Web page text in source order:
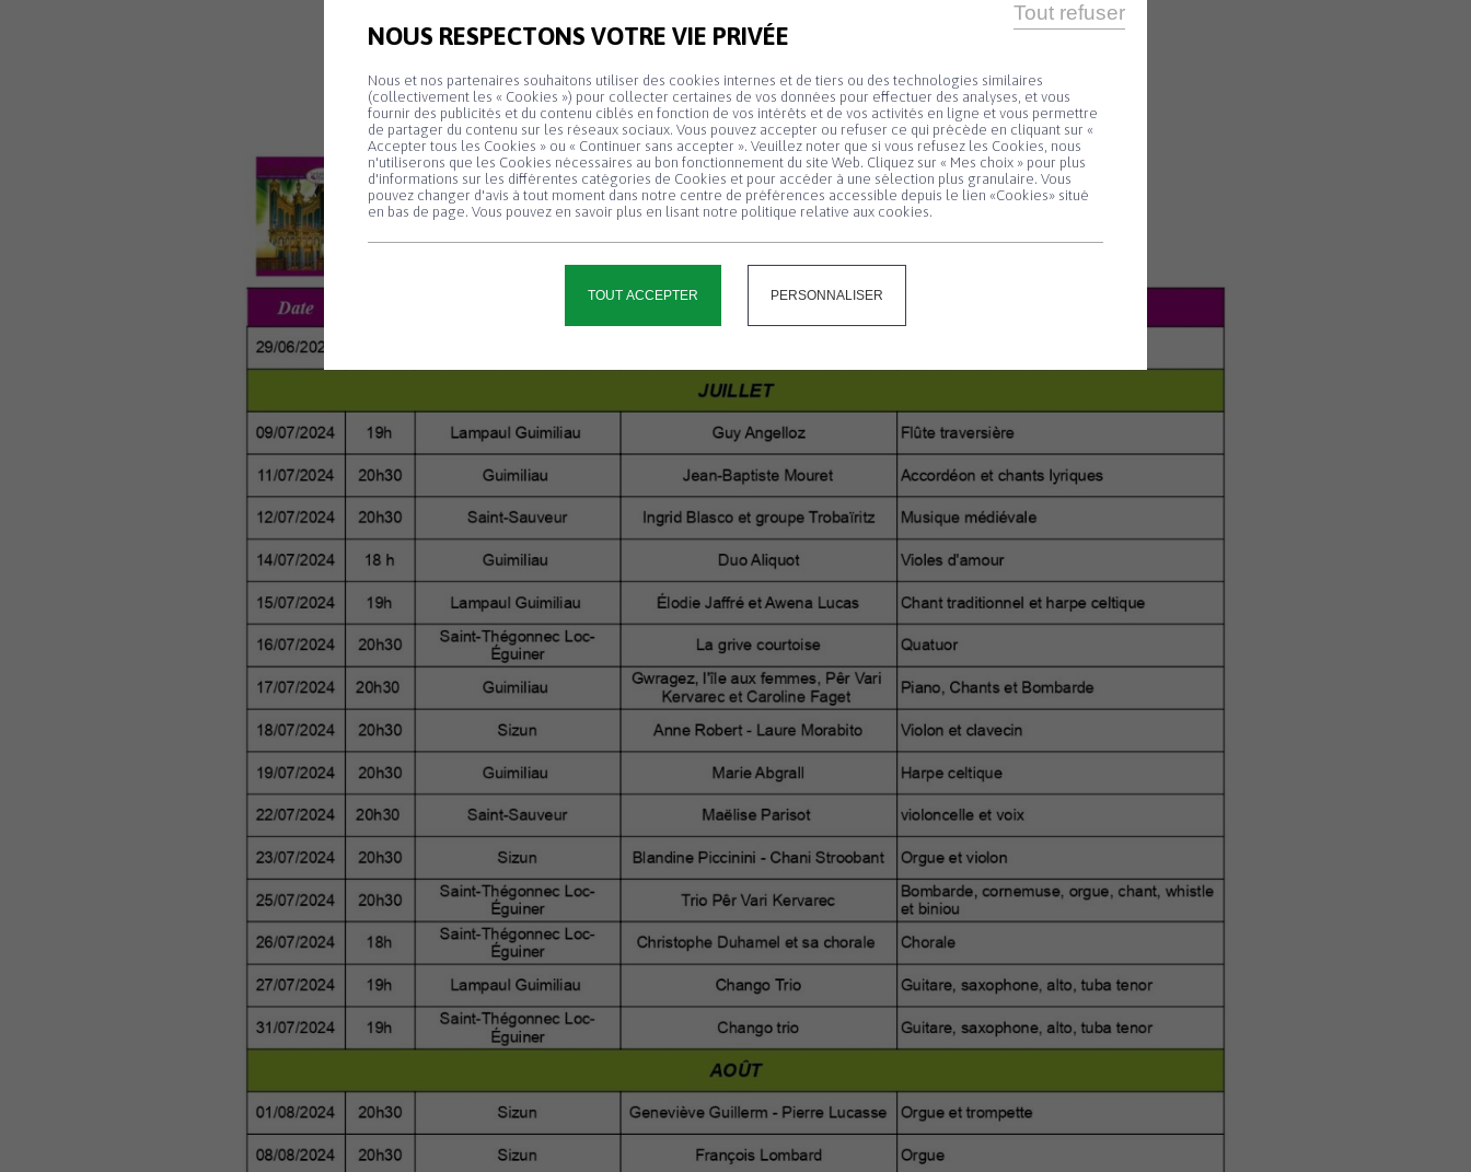
Panneau de gestion des cookies
NOUS RESPECTONS VOTRE VIE PRIVÉE
Nous et nos partenaires souhaitons utiliser des cookies internes et de tiers ou des technologies similaires
(collectivement les « Cookies ») pour collecter certaines de vos données pour effectuer des analyses, et vous
fournir des publicités et du contenu ciblés en fonction de vos intérêts et de vos activités en ligne et vous permettre
de partager du contenu sur les réseaux sociaux. Vous pouvez accepter ou refuser ce qui précède en cliquant sur «
Accepter tous les Cookies » ou « Continuer sans accepter ». Veuillez noter que si vous refusez les Cookies, nous
n'utiliserons que les Cookies nécessaires au bon fonctionnement du site Web. Cliquez sur « Mes choix » pour plus
d'informations sur les différentes catégories de Cookies et pour accéder à une sélection plus granulaire. Vous
pouvez changer d'avis à tout moment dans notre centre de préférences accessible depuis le lien «Cookies» situé
en bas de page. Vous pouvez en savoir plus en lisant notre politique relative aux cookies.
TOUT ACCEPTER
Tout refuser
PERSONNALISER
(Programme provisoire)